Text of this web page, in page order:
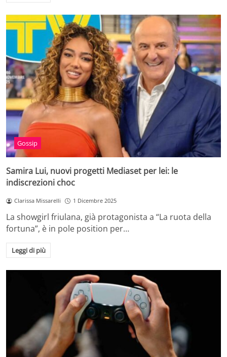
Gossip
Samira Lui, nuovi progetti Mediaset per lei: le
indiscrezioni choc
Clarissa Missarelli 1 Dicembre 2025
La showgirl friulana, già protagonista a “La ruota della
fortuna”, è in pole position per…
Leggi di più